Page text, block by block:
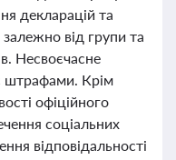
декларацій та
від групи та
Несвоєчасне
штрафами. Крім
офіційного
соціальних
відповідальності